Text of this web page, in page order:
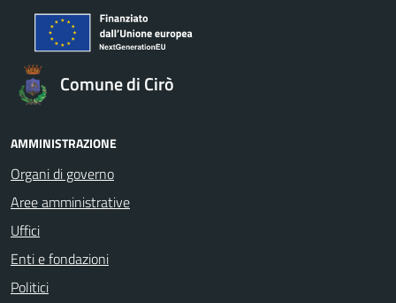
Comune di Cirò
AMMINISTRAZIONE
Organi di governo
Aree amministrative
Uffici
Enti e fondazioni
Politici